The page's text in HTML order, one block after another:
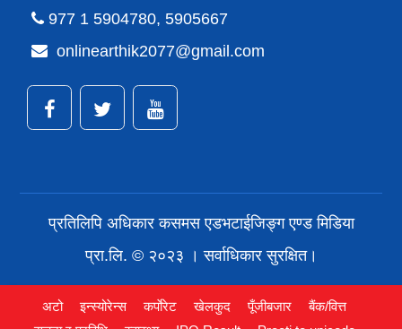
977 1 5904780, 5905667
onlinearthik2077@gmail.com
प्रतिलिपि अधिकार कसमस एडभटाईजिङ्ग एण्ड मिडिया
प्रा.लि. © २०२३ । सर्वाधिकार सुरक्षित।
अटो इन्स्योरेन्स कर्पाेरेट खेलकुद पूँजीबजार
बैंक/वित्त